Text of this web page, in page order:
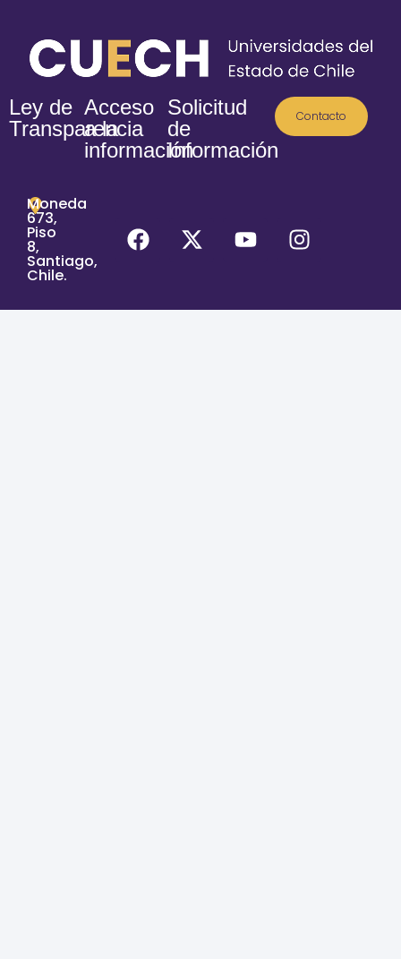
Ley de
Transparencia
Acceso
a la
información
Solicitud
de
Información
Contacto
Moneda
673,
Piso
8,
Santiago,
Chile.